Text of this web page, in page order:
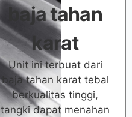
baja tahan
karat
Unit ini terbuat dari
baja tahan karat tebal
berkualitas tinggi,
tangki dapat menahan